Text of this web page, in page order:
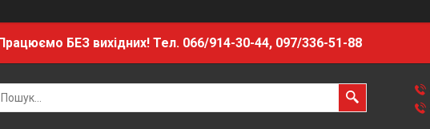
БЕЗ вихідних! Тел. 066/914-30-44, 097/336-51-88